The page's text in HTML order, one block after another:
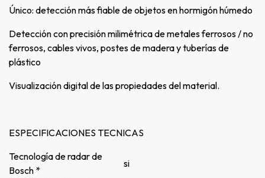
Único: detección más fiable de objetos en hormigón húmedo
Detección con precisión milimétrica de metales ferrosos / no
ferrosos, cables vivos, postes de madera y tuberías de
plástico
Visualización digital de las propiedades del material.
ESPECIFICACIONES TECNICAS
Tecnología de radar de
Bosch *
si